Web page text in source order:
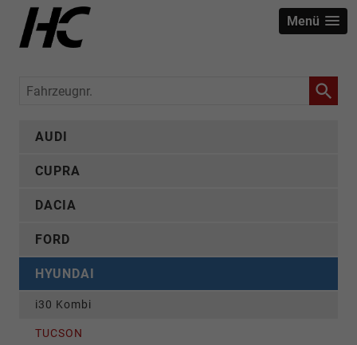
Menü
Fahrzeugnr.
AUDI
CUPRA
DACIA
FORD
HYUNDAI
i30 Kombi
TUCSON